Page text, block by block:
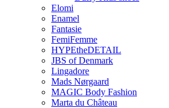
Elomi
Enamel
Fantasie
FemiFemme
HYPEtheDETAIL
JBS of Denmark
Lingadore
Mads Nørgaard
MAGIC Body Fashion
Marta du Château